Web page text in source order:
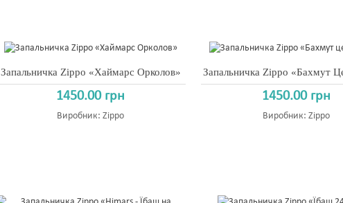
Запальничка Zippo «Хаймарс Орколов»
1450.00 грн
Виробник:Zippo
Запальничка Zippo «Бахмут
1450.00 грн
Виробник:Zippo